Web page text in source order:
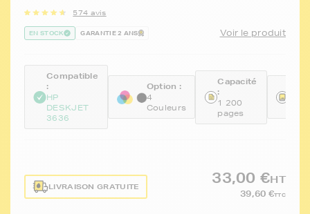
574 avis
EN STOCK GARANTIE 2 ANS Voir le produit
Compatible
:
HP
DESKJET
3636
Option :
4
Couleurs
Capacité
:
1 200
pages
LIVRAISON GRATUITE
33,00 €HT
39,60 €TTC